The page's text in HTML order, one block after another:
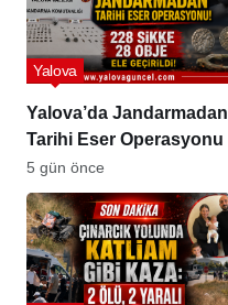
Yalova’da Jandarmadan
Tarihi Eser Operasyonu
Yalova
5 gün önce